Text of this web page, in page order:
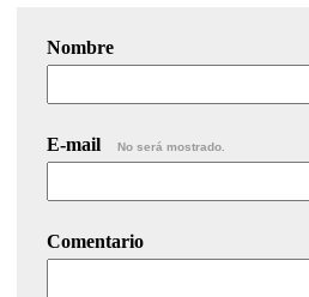
Nombre
E-mail No será mostrado.
Comentario